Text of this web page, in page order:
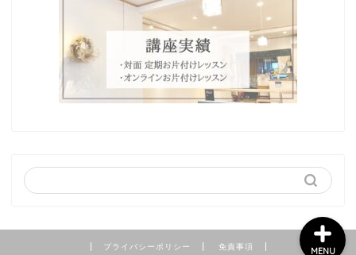
プライバシーポリシー 免責事項 MENU
Home
プロフィール